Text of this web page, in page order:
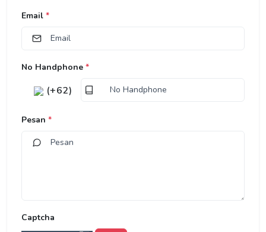
Email *
No Handphone *
(+62)
Pesan *
Captcha